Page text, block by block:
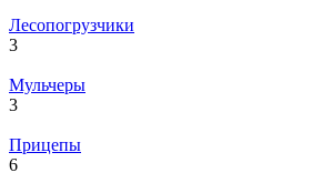
Лесопогрузчики
3
Мульчеры
3
Прицепы
6